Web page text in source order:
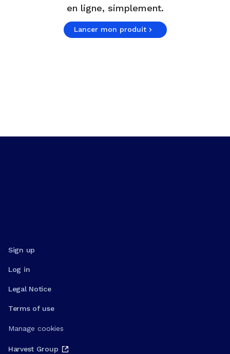
en ligne, simplement.
Lancer mon produit
Sign up
Log in
Legal Notice
Terms of use
Manage cookies
Harvest Group